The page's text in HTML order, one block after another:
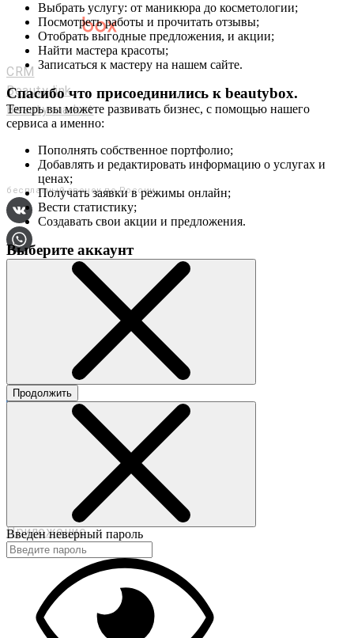
Мастерам и салонам
CRM
Beauty link
Beauty market
Приложение
Мы в соц. сетях
+7 (800) 551-80-29
бесплатный звонок по России
О сервисе
©2017-2020 beautybox.ru
Договор-оферта
Пользовательское соглашение
Политика конфиденциальности
Приложение
Выбрать услугу: от маникюра до косметологии;
Посмотреть работы и прочитать отзывы;
Отобрать выгодные предложения, и акции;
Найти мастера красоты;
Записаться к мастеру на нашем сайте.
Спасибо что присоединились к beautybox.
Теперь вы можете развивать бизнес, с помощью нашего
сервиса а именно:
Пополнять собственное портфолио;
Добавлять и редактировать информацию о услугах и
ценах;
Получать заявки в режимы онлайн;
Вести статистику;
Создавать свои акции и предложения.
Выберите аккаунт
Продолжить
Введен неверный пароль